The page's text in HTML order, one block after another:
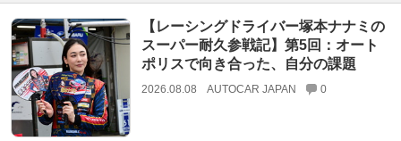
【レーシングドライバー塚本ナナミの
スーパー耐久参戦記】第5回：オート
ポリスで向き合った、自分の課題
2026.08.08 AUTOCAR JAPAN 0